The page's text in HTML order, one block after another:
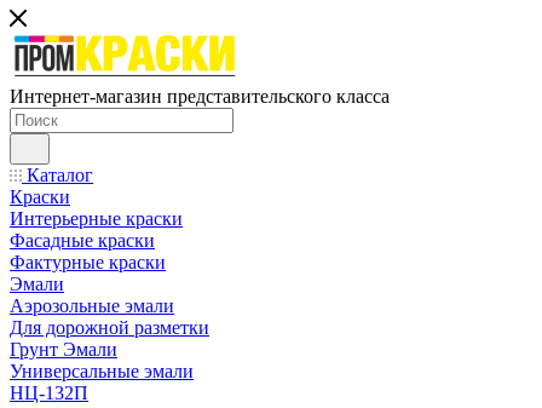
Интернет-магазин представительского класса
Каталог
Краски
Интерьерные краски
Фасадные краски
Фактурные краски
Эмали
Аэрозольные эмали
Для дорожной разметки
Грунт Эмали
Универсальные эмали
НЦ-132П